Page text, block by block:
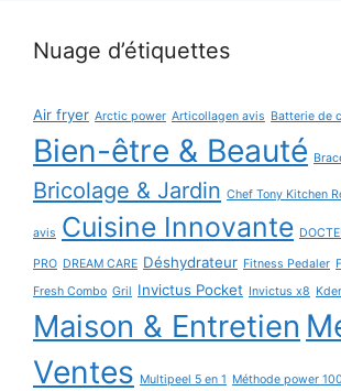
Nuage d’étiquettes
Air fryer Arctic power Articollagen avis Batterie de
Bien-être & Beauté
Bricolage & Jardin Chef Tony Kitchen
avis Cuisine Innovante
PRO DREAM CARE Déshydrateur Fitness Pedaler
Fresh Combo Gril Invictus Pocket Invictus x8
Maison & Entretien
Ventes Multipeel 5 en 1 Méthode power